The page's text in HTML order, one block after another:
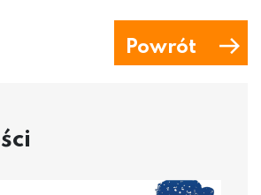
Powrót